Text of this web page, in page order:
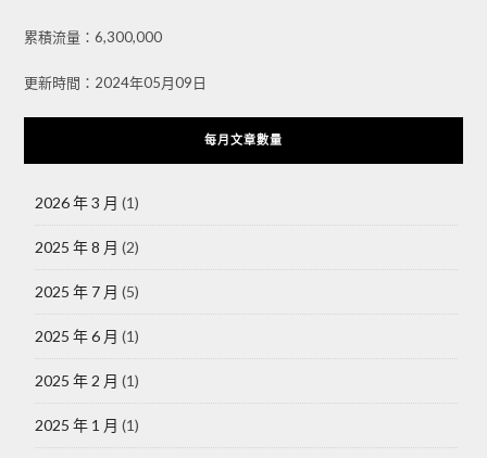
累積流量：6,300,000
更新時間：2024年05月09日
每月文章數量
2026 年 3 月 (1)
2025 年 8 月 (2)
2025 年 7 月 (5)
2025 年 6 月 (1)
2025 年 2 月 (1)
2025 年 1 月 (1)